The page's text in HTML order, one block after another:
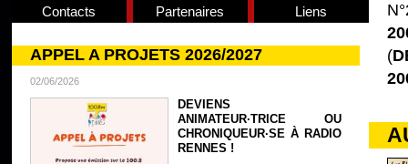
Contacts Partenaires Liens
APPEL A PROJETS 2026/2027
02/06/2026
DEVIENS
ANIMATEUR·TRICE OU
CHRONIQUEUR·SE À RADIO
RENNES !
(